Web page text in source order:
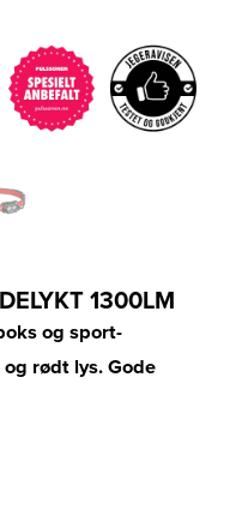
1300LM
og sport-
rødt lys. Gode